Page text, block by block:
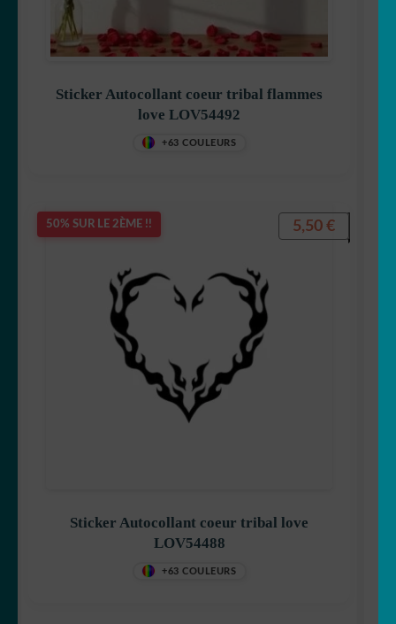
Sticker Autocollant coeur tribal flammes
love LOV54492
+63 COULEURS
50% SUR LE 2ÈME !!
Sticker Autocollant coeur tribal love
LOV54488
+63 COULEURS
5,50 €